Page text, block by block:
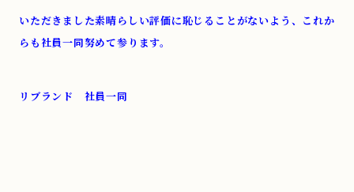
いただきました素晴らしい評価に恥じることがないよう、これか
らも社員一同努めて参ります。
リブランド 社員一同